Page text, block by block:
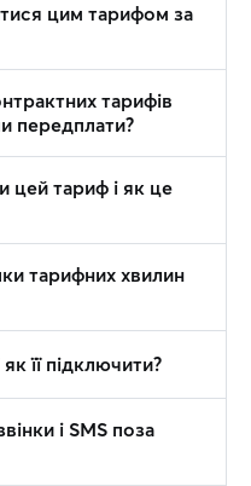
цим тарифом за
тарифів
передплати?
цей тариф і як це
тарифних хвилин
її підключити?
і SMS поза